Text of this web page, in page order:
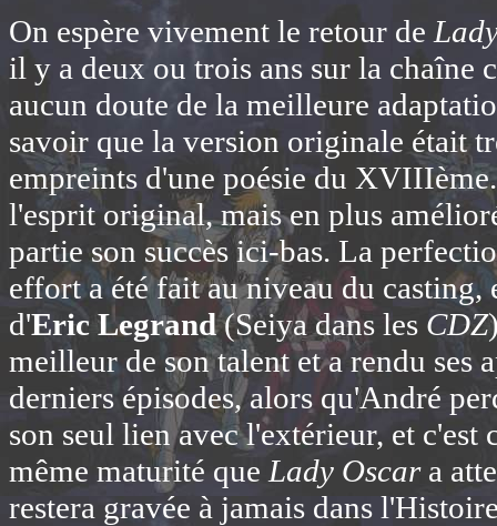
On espère vivement le retour de
il y a deux ou trois ans sur la chaîne
aucun doute de la meilleure
savoir que la version originale était
empreints d'une poésie du
l'esprit original, mais en plus
partie son succès ici-bas. La
effort a été fait au niveau du
d'Eric Legrand(Seiya dans les CDZ
meilleur de son talent et a rendu ses
derniers épisodes, alors qu'André
son seul lien avec l'extérieur, et
même maturité que Lady Oscara
restera gravée à jamais dans